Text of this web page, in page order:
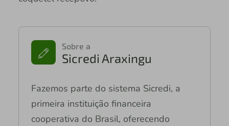
Sobre a
Sicredi Araxingu
Fazemos parte do sistema Sicredi, a
primeira instituição financeira
cooperativa do Brasil, oferecendo